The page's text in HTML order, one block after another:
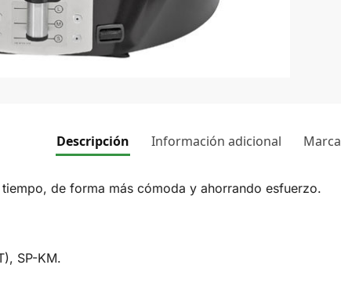
Descripción Información adicional Marca
de forma más cómoda y ahorrando esfuerzo.
SP-KM.